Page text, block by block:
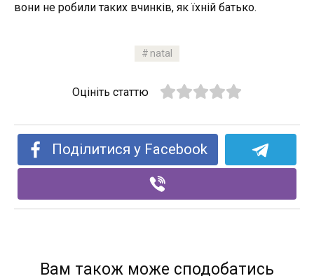
вони не робили таких вчинків, як їхній батько.
natal
Оцініть статтю
Поділитися у Facebook
Вам також може сподобатись